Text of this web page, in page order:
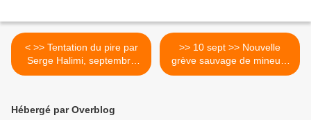
< >> Tentation du pire par
Serge Halimi, septembre
2012 < L M D
>> 10 sept >> Nouvelle
grève sauvage de mineurs
en Afrique du Sud >
Hébergé par Overblog